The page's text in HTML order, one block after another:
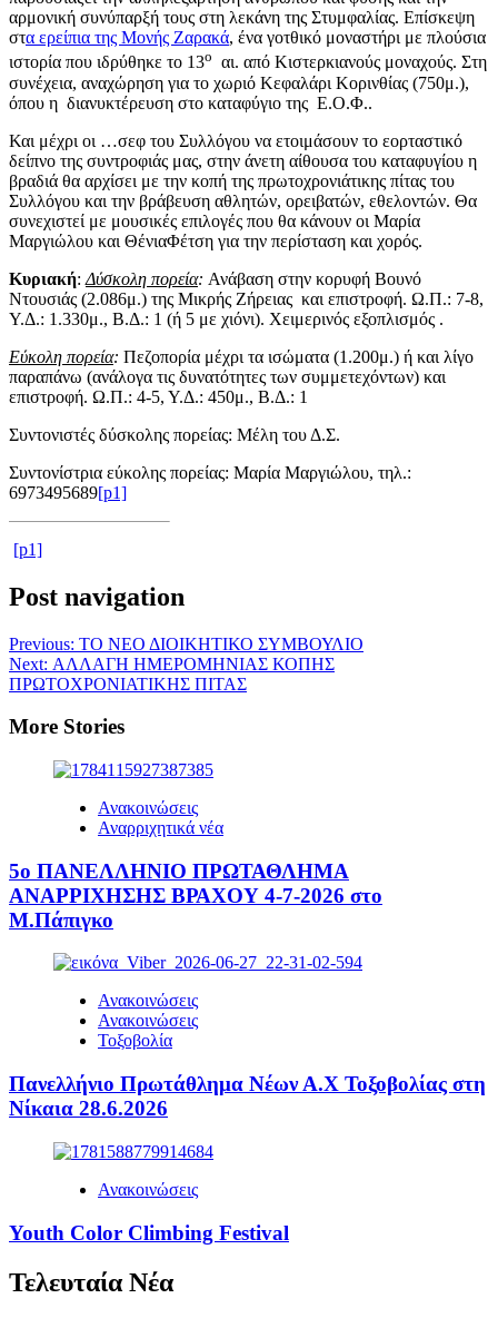
αρμονική συνύπαρξή τους στη λεκάνη της Στυμφαλίας. Επίσκεψη
στα ερείπια της Μονής Ζαρακά, ένα γοτθικό μοναστήρι με πλούσια
ιστορία που ιδρύθηκε το 13ο αι. από Κιστερκιανούς μοναχούς. Στη
συνέχεια, αναχώρηση για το χωριό Κεφαλάρι Κορινθίας (750μ.),
όπου η διανυκτέρευση στο καταφύγιο της Ε.Ο.Φ..
Και μέχρι οι …σεφ του Συλλόγου να ετοιμάσουν το εορταστικό
δείπνο της συντροφιάς μας, στην άνετη αίθουσα του καταφυγίου η
βραδιά θα αρχίσει με την κοπή της πρωτοχρονιάτικης πίτας του
Συλλόγου και την βράβευση αθλητών, ορειβατών, εθελοντών. Θα
συνεχιστεί με μουσικές επιλογές που θα κάνουν οι Μαρία
Μαργιώλου και ΘένιαΦέτση για την περίσταση και χορός.
Κυριακή: Δύσκολη πορεία: Ανάβαση στην κορυφή Βουνό
Ντουσιάς (2.086μ.) της Μικρής Ζήρειας και επιστροφή. Ω.Π.: 7-8,
Υ.Δ.: 1.330μ., Β.Δ.: 1 (ή 5 με χιόνι). Χειμερινός εξοπλισμός .
Εύκολη πορεία: Πεζοπορία μέχρι τα ισώματα (1.200μ.) ή και λίγο
παραπάνω (ανάλογα τις δυνατότητες των συμμετεχόντων) και
επιστροφή. Ω.Π.: 4-5, Υ.Δ.: 450μ., Β.Δ.: 1
Συντονιστές δύσκολης πορείας: Μέλη του Δ.Σ.
Συντονίστρια εύκολης πορείας: Μαρία Μαργιώλου, τηλ.:
6973495689[p1]
[p1]
Post navigation
Previous: ΤΟ ΝΕΟ ΔΙΟΙΚΗΤΙΚΟ ΣΥΜΒΟΥΛΙΟ
Next: ΑΛΛΑΓΗ ΗΜΕΡΟΜΗΝΙΑΣ ΚΟΠΗΣ
ΠΡΩΤΟΧΡΟΝΙΑΤΙΚΗΣ ΠΙΤΑΣ
More Stories
Ανακοινώσεις
Αναρριχητικά νέα
5ο ΠΑΝΕΛΛΗΝΙΟ ΠΡΩΤΑΘΛΗΜΑ
ΑΝΑΡΡΙΧΗΣΗΣ ΒΡΑΧΟΥ 4-7-2026 στο
Μ.Πάπιγκο
Ανακοινώσεις
Ανακοινώσεις
Τοξοβολία
Πανελλήνιο Πρωτάθλημα Νέων Α.Χ Τοξοβολίας στη
Νίκαια 28.6.2026
Ανακοινώσεις
Youth Color Climbing Festival
Τελευταία Νέα